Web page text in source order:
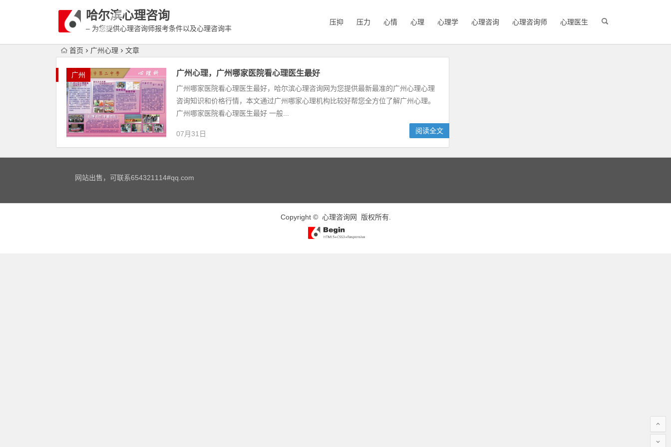
哈尔滨心理咨询
– 为您提供心理咨询师报考条件以及心理咨询丰
压抑 压力 心情 心理 心理学 心理咨询 心理咨询师 心理医生
首页 广州心理 文章
广州 广州心理，广州哪家医院看心理医生最好
广州哪家医院看心理医生最好，哈尔滨心理咨询网为您提供最新最准的广州心理心理
咨询知识和价格行情，本文通过广州哪家心理机构比较好帮您全方位了解广州心理。
广州哪家医院看心理医生最好 一般...
07月31日 阅读全文
网站出售，可联系654321114#qq.com
Copyright © 心理咨询网 版权所有.